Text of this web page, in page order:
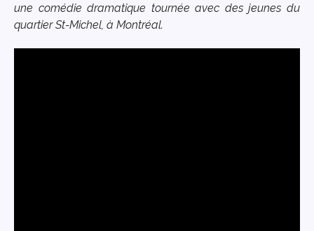
une comédie dramatique tournée avec des jeunes du
quartier St-Michel, à Montréal.